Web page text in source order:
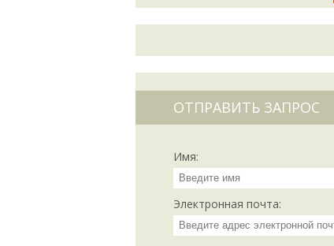
ОТПРАВИТЬ ЗАПРОС
Имя:
Электронная почта: